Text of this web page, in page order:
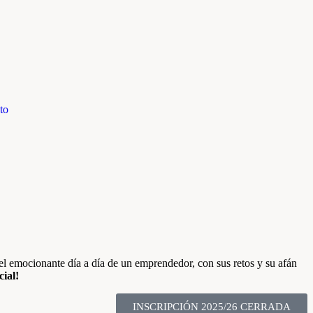
día a día de un emprendedor, con sus retos y su afán
INSCRIPCIÓN 2025/26 CERRADA